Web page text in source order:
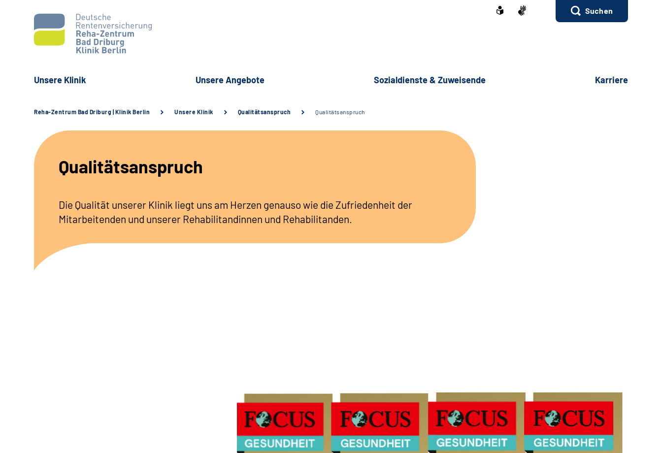
Suchen
Unsere Klinik Unsere Angebote Sozialdienste & Zuweisende Karriere
Reha-Zentrum Bad Driburg | Klinik Berlin Unsere Klinik Qualitätsanspruch Qualitätsanspruch
Qualitätsanspruch
Die Qualität unserer Klinik liegt uns am Herzen genauso wie die Zufriedenheit der
Mitarbeitenden und unserer Rehabilitandinnen und Rehabilitanden.